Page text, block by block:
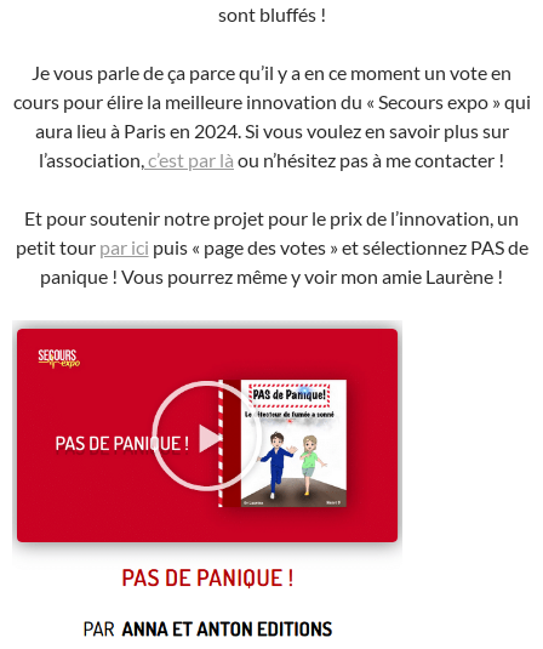
sont bluffés !
Je vous parle de ça parce qu’il y a en ce moment un vote en
cours pour élire la meilleure innovation du « Secours expo » qui
aura lieu à Paris en 2024. Si vous voulez en savoir plus sur
l’association, c’est par là ou n’hésitez pas à me contacter !
Et pour soutenir notre projet pour le prix de l’innovation, un
petit tour par ici puis « page des votes » et sélectionnez PAS de
panique ! Vous pourrez même y voir mon amie Laurène !